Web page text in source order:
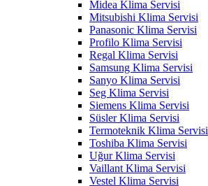
Midea Klima Servisi
Mitsubishi Klima Servisi
Panasonic Klima Servisi
Profilo Klima Servisi
Regal Klima Servisi
Samsung Klima Servisi
Sanyo Klima Servisi
Seg Klima Servisi
Siemens Klima Servisi
Süsler Klima Servisi
Termoteknik Klima Servisi
Toshiba Klima Servisi
Uğur Klima Servisi
Vaillant Klima Servisi
Vestel Klima Servisi